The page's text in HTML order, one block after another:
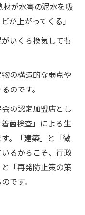
材が水害の泥水を吸
が上がってくる」
いくら換気しても
の構造的な弱点や
のです。
の認定加盟店とし
菌検査」による生
。「建築」と「微
るからこそ、行政
「再発防止策の策
です。